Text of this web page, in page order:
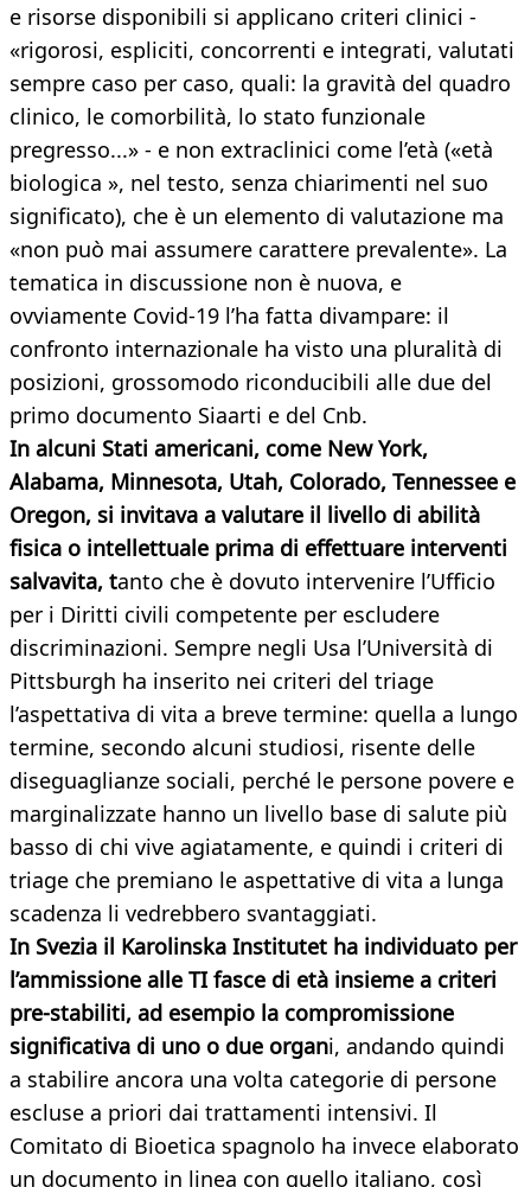
e risorse disponibili si applicano criteri clinici -
«rigorosi, espliciti, concorrenti e integrati, valutati
sempre caso per caso, quali: la gravità del quadro
clinico, le comorbilità, lo stato funzionale
pregresso...» - e non extraclinici come l’età («età
biologica », nel testo, senza chiarimenti nel suo
significato), che è un elemento di valutazione ma
«non può mai assumere carattere prevalente». La
tematica in discussione non è nuova, e
ovviamente Covid-19 l’ha fatta divampare: il
confronto internazionale ha visto una pluralità di
posizioni, grossomodo riconducibili alle due del
primo documento Siaarti e del Cnb.
In alcuni Stati americani, come New York,
Alabama, Minnesota, Utah, Colorado, Tennessee e
Oregon, si invitava a valutare il livello di abilità
fisica o intellettuale prima di effettuare interventi
salvavita, tanto che è dovuto intervenire l’Ufficio
per i Diritti civili competente per escludere
discriminazioni. Sempre negli Usa l’Università di
Pittsburgh ha inserito nei criteri del triage
l’aspettativa di vita a breve termine: quella a lungo
termine, secondo alcuni studiosi, risente delle
diseguaglianze sociali, perché le persone povere e
marginalizzate hanno un livello base di salute più
basso di chi vive agiatamente, e quindi i criteri di
triage che premiano le aspettative di vita a lunga
scadenza li vedrebbero svantaggiati.
In Svezia il Karolinska Institutet ha individuato per
l’ammissione alle TI fasce di età insieme a criteri
pre-stabiliti, ad esempio la compromissione
significativa di uno o due organi, andando quindi
a stabilire ancora una volta categorie di persone
escluse a priori dai trattamenti intensivi. Il
Comitato di Bioetica spagnolo ha invece elaborato
un documento in linea con quello italiano, così